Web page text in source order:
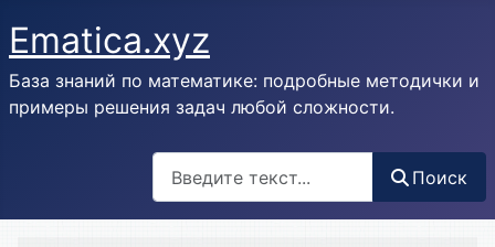
Ematica.xyz
База знаний по математике: подробные методички и
примеры решения задач любой сложности.
Поиск